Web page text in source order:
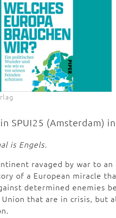
SPUI25 (Amsterdam)
is Engels.
ravaged by war to
of a European miracle
determined enemies
Union that are in crisis, but